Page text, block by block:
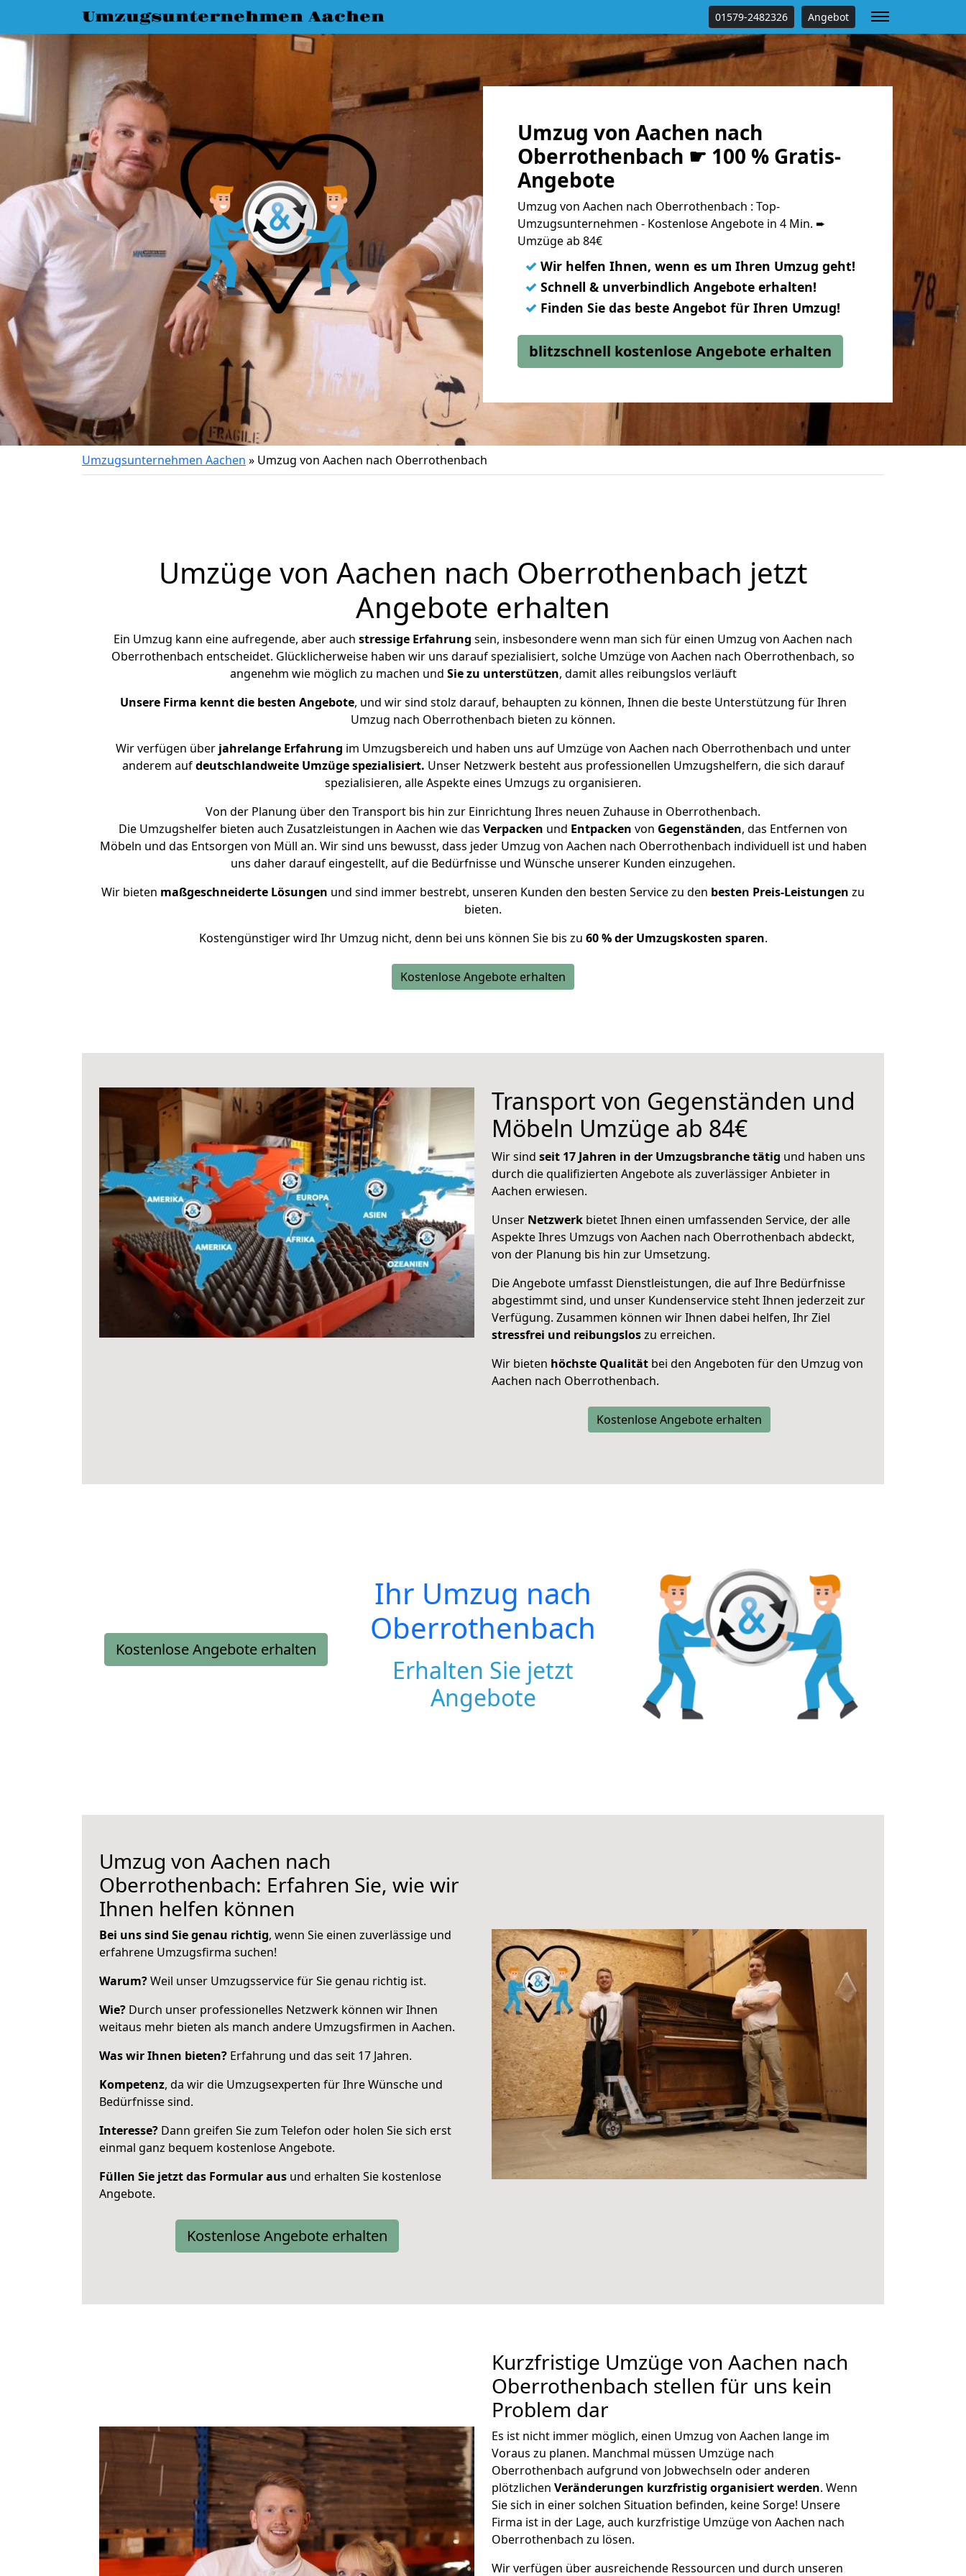
Umzugsunternehmen Aachen 01579-2482326 Angebot
Umzug von Aachen nach
Oberrothenbach ☛ 100 % Gratis-
Angebote
Umzug von Aachen nach Oberrothenbach : Top-
Umzugsunternehmen - Kostenlose Angebote in 4 Min. ➨
Umzüge ab 84€
✓ Wir helfen Ihnen, wenn es um Ihren Umzug geht!
✓ Schnell & unverbindlich Angebote erhalten!
✓ Finden Sie das beste Angebot für Ihren Umzug!
blitzschnell kostenlose Angebote erhalten
Umzugsunternehmen Aachen » Umzug von Aachen nach Oberrothenbach
Umzüge von Aachen nach Oberrothenbach jetzt
Angebote erhalten
Ein Umzug kann eine aufregende, aber auch stressige Erfahrung sein, insbesondere wenn man sich für einen Umzug von Aachen nach
Oberrothenbach entscheidet. Glücklicherweise haben wir uns darauf spezialisiert, solche Umzüge von Aachen nach Oberrothenbach, so
angenehm wie möglich zu machen und Sie zu unterstützen, damit alles reibungslos verläuft
Unsere Firma kennt die besten Angebote, und wir sind stolz darauf, behaupten zu können, Ihnen die beste Unterstützung für Ihren
Umzug nach Oberrothenbach bieten zu können.
Wir verfügen überjahrelange Erfahrung im Umzugsbereich und haben uns auf Umzüge von Aachen nach Oberrothenbach und unter
anderem aufdeutschlandweite Umzüge spezialisiert. Unser Netzwerk besteht aus professionellen Umzugshelfern, die sich darauf
spezialisieren, alle Aspekte eines Umzugs zu organisieren.
Von der Planung über den Transport bis hin zur Einrichtung Ihres neuen Zuhause in Oberrothenbach.
Die Umzugshelfer bieten auch Zusatzleistungen in Aachen wie das Verpacken und Entpacken von Gegenständen, das Entfernen von
Möbeln und das Entsorgen von Müll an. Wir sind uns bewusst, dass jeder Umzug von Aachen nach Oberrothenbach individuell ist und haben
uns daher darauf eingestellt, auf die Bedürfnisse und Wünsche unserer Kunden einzugehen.
Wir bieten maßgeschneiderte Lösungen und sind immer bestrebt, unseren Kunden den besten Service zu den besten Preis-Leistungen zu
bieten.
Kostengünstiger wird Ihr Umzug nicht, denn bei uns können Sie bis zu 60 % der Umzugskosten sparen.
Kostenlose Angebote erhalten
Transport von Gegenständen und
Möbeln Umzüge ab 84€
Wir sind seit 17 Jahren in der Umzugsbranche tätig und haben uns
durch die qualifizierten Angebote als zuverlässiger Anbieter in
Aachen erwiesen.
Unser Netzwerk bietet Ihnen einen umfassenden Service, der alle
Aspekte Ihres Umzugs von Aachen nach Oberrothenbach abdeckt,
von der Planung bis hin zur Umsetzung.
Die Angebote umfasst Dienstleistungen, die auf Ihre Bedürfnisse
abgestimmt sind, und unser Kundenservice steht Ihnen jederzeit zur
Verfügung. Zusammen können wir Ihnen dabei helfen, Ihr Ziel
stressfrei und reibungsloszu erreichen.
Wir bieten höchste Qualität bei den Angeboten für den Umzug von
Aachen nach Oberrothenbach.
Kostenlose Angebote erhalten
Kostenlose Angebote erhalten
Ihr Umzug nach
Oberrothenbach
Erhalten Sie jetzt
Angebote
Umzug von Aachen nach
Oberrothenbach: Erfahren Sie, wie wir
Ihnen helfen können
Bei uns sind Sie genau richtig, wenn Sie einen zuverlässige und
erfahrene Umzugsfirma suchen!
Warum?Weil unser Umzugsservice für Sie genau richtig ist.
Wie? Durch unser professionelles Netzwerk können wir Ihnen
weitaus mehr bieten als manch andere Umzugsfirmen in Aachen.
Was wir Ihnen bieten? Erfahrung und das seit 17 Jahren.
Kompetenz, da wir die Umzugsexperten für Ihre Wünsche und
Bedürfnisse sind.
Interesse? Dann greifen Sie zum Telefon oder holen Sie sich erst
einmal ganz bequem kostenlose Angebote.
Füllen Sie jetzt das Formular aus und erhalten Sie kostenlose
Angebote.
Kostenlose Angebote erhalten
Kurzfristige Umzüge von Aachen nach
Oberrothenbach stellen für uns kein
Problem dar
Es ist nicht immer möglich, einen Umzug von Aachen lange im
Voraus zu planen. Manchmal müssen Umzüge nach
Oberrothenbach aufgrund von Jobwechseln oder anderen
plötzlichen Veränderungen kurzfristig organisiert werden. Wenn
Sie sich in einer solchen Situation befinden, keine Sorge! Unsere
Firma ist in der Lage, auch kurzfristige Umzüge von Aachen nach
Oberrothenbach zu lösen.
Wir verfügen über ausreichende Ressourcen und durch unseren